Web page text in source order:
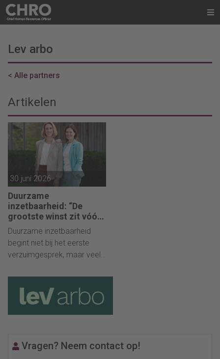
Lev arbo
< Alle partners
Artikelen
30 juni 2026
Duurzame
inzetbaarheid: “De
grootste winst zit vóór
het eerste
verzuimgesprek”
Duurzame inzetbaarheid
begint niet bij het eerste
verzuimgesprek, maar veel
Koopman en Dianne van der
Putte van lev arbo hoort een
preventieve blik bij goede
arbodienstverlening. “Je
gedrag, werkplezier en de
Vragen? Neem contact op!